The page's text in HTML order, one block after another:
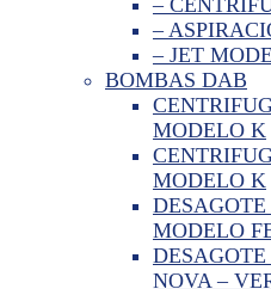
–
– JET
BOMBAS DAB
MODELO K
MODELO K
MODELO
NOVA –